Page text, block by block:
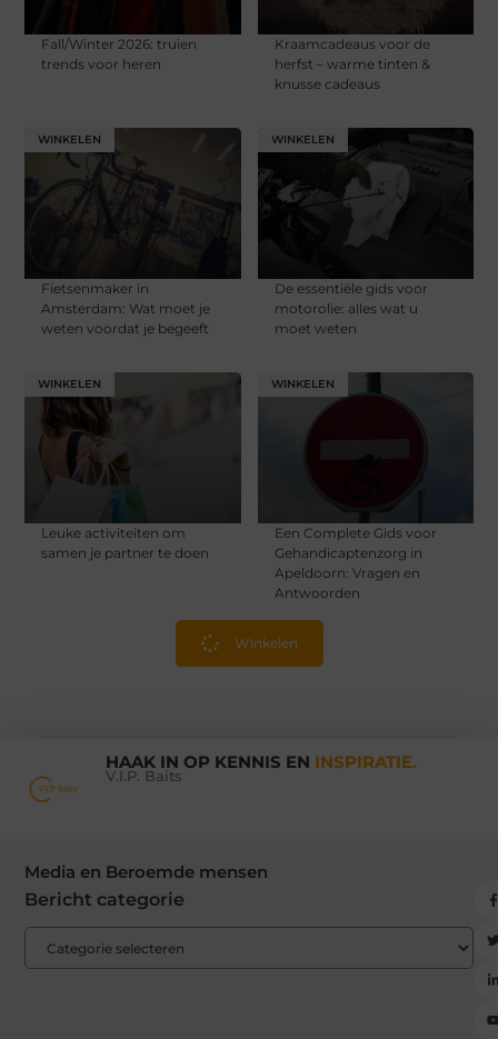
Fall/Winter 2026: truien
trends voor heren
Kraamcadeaus voor de
herfst – warme tinten &
knusse cadeaus
WINKELEN
Fietsenmaker in
Amsterdam: Wat moet je
weten voordat je begeeft
WINKELEN
De essentiële gids voor
motorolie: alles wat u
moet weten
WINKELEN
Leuke activiteiten om
samen je partner te doen
WINKELEN
Een Complete Gids voor
Gehandicaptenzorg in
Apeldoorn: Vragen en
Antwoorden
Winkelen
HAAK IN OP KENNIS EN INSPIRATIE.
V.I.P. Baits
Media en Beroemde mensen
Bericht categorie